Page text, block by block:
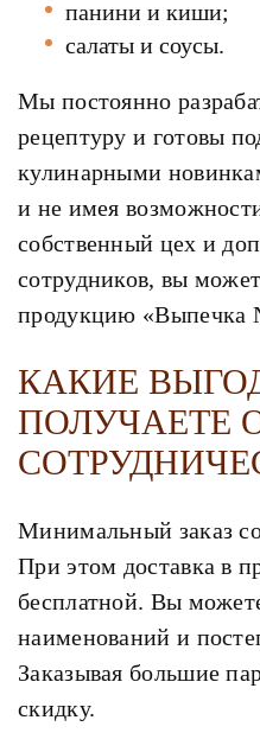
панини и киши;
салаты и соусы.
Мы постоянно
рецептуру и готовы
кулинарными
и не имея
собственный цех и
сотрудников, вы
продукцию «Выпечка
КАКИЕ
ПОЛУЧАЕТЕ
Минимальный заказ
При этом доставка в
бесплатной. Вы
наименований и
Заказывая большие
скидку.